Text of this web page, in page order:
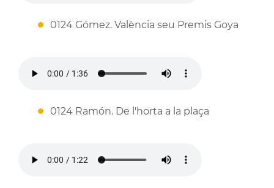
0124 Gómez. València seu Premis Goya
0124 Ramón. De l'horta a la plaça